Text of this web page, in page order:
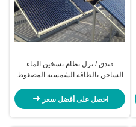
فندق / نزل نظام تسخين الماء
الساخن بالطاقة الشمسية المضغوط
احصل على أفضل سعر